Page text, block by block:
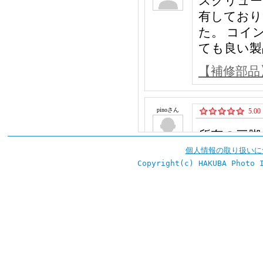
個人情報の取り扱い
Copyright(c) HAKUBA